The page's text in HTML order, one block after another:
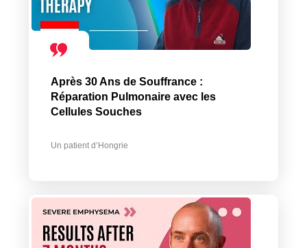
Après 30 Ans de Souffrance :
Réparation Pulmonaire avec les
Cellules Souches
Un patient d’Hongrie